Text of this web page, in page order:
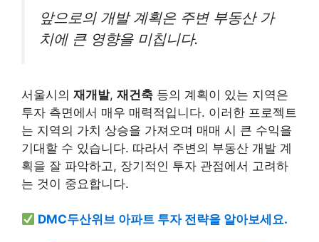
앞으로의 개발 계획은 주변 부동산 가
치에 큰 영향을 미칩니다.
서울시의 재개발, 재건축 등의 계획이 있는 지역은
투자 측면에서 매우 매력적입니다. 이러한 프로젝트
는 지역의 가치 상승을 가져오며 매매 시 큰 수익을
기대할 수 있습니다. 따라서 주변의 부동산 개발 계
획을 잘 파악하고, 장기적인 투자 관점에서 고려하
는 것이 중요합니다.
DMC두산위브 아파트 투자 전략을 알아보세요.